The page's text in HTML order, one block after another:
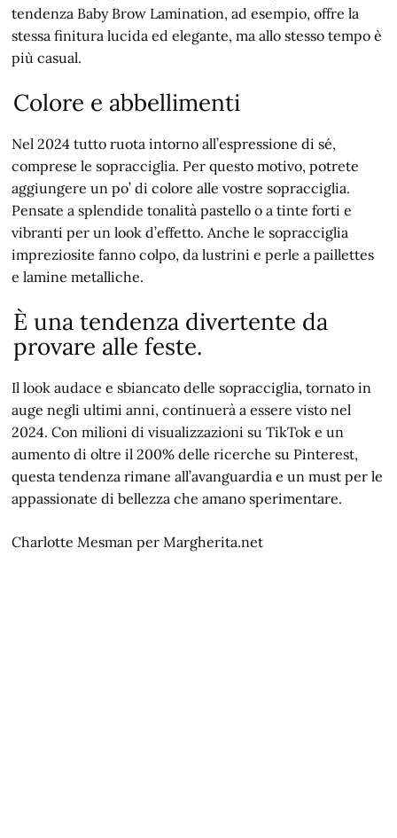
tendenza Baby Brow Lamination, ad esempio, offre la
stessa finitura lucida ed elegante, ma allo stesso tempo è
più casual.
Colore e abbellimenti
Nel 2024 tutto ruota intorno all’espressione di sé,
comprese le sopracciglia. Per questo motivo, potrete
aggiungere un po’ di colore alle vostre sopracciglia.
Pensate a splendide tonalità pastello o a tinte forti e
vibranti per un look d’effetto. Anche le sopracciglia
impreziosite fanno colpo, da lustrini e perle a paillettes
e lamine metalliche.
È una tendenza divertente da
provare alle feste.
Il look audace e sbiancato delle sopracciglia, tornato in
auge negli ultimi anni, continuerà a essere visto nel
2024. Con milioni di visualizzazioni su TikTok e un
aumento di oltre il 200% delle ricerche su Pinterest,
questa tendenza rimane all’avanguardia e un must per le
appassionate di bellezza che amano sperimentare.
Charlotte Mesman per Margherita.net